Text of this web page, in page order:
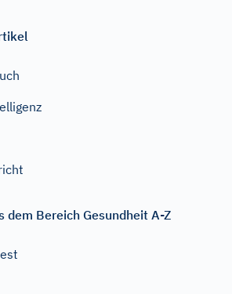
Bereich Gesundheit A-Z